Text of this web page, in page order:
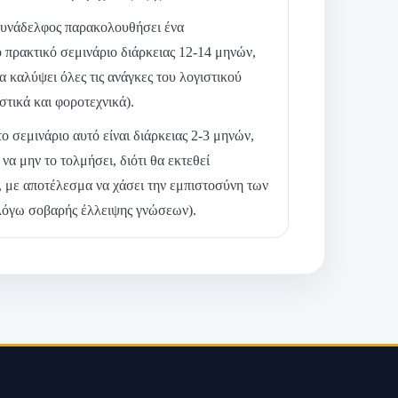
παρακολουθήσει ένα
σεμινάριο διάρκειας 12-14 μηνών,
καλύψει όλες τις ανάγκες του λογιστικού
και φοροτεχνικά).
αυτό είναι διάρκειας 2-3 μηνών,
μην το τολμήσει, διότι θα εκτεθεί
αποτέλεσμα να χάσει την εμπιστοσύνη των
σοβαρής έλλειψης γνώσεων).